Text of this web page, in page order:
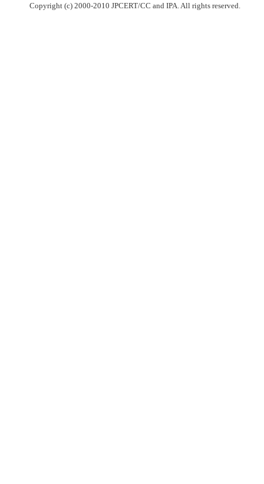
Copyright (c) 2000-2010 JPCERT/CC and IPA. All rights reserved.